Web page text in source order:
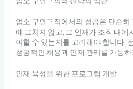
업소 구인구직에서의 성공은 단순히
에 그치지 않고, 그 인재가 조직 내에
여할 수 있는지를 고려해야 합니다.
성공적인 채용과 인재 관리를 가능
인재 육성을 위한 프로그램 개발